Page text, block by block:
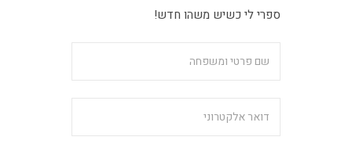
ספרי לי כשיש משהו חדש!